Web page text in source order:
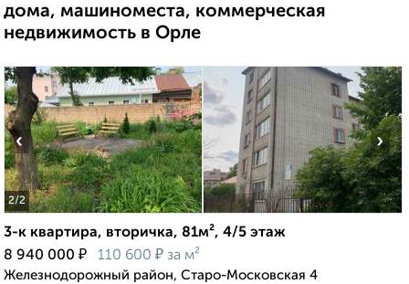
дома, машиноместа, коммерческая
недвижимость в Орле
2/2
‹ ›
3-к квартира, вторичка, 81м², 4/5 этаж
8 940 000 ₽ 110 600 ₽ за м²
Железнодорожный район, Старо-Московская 4